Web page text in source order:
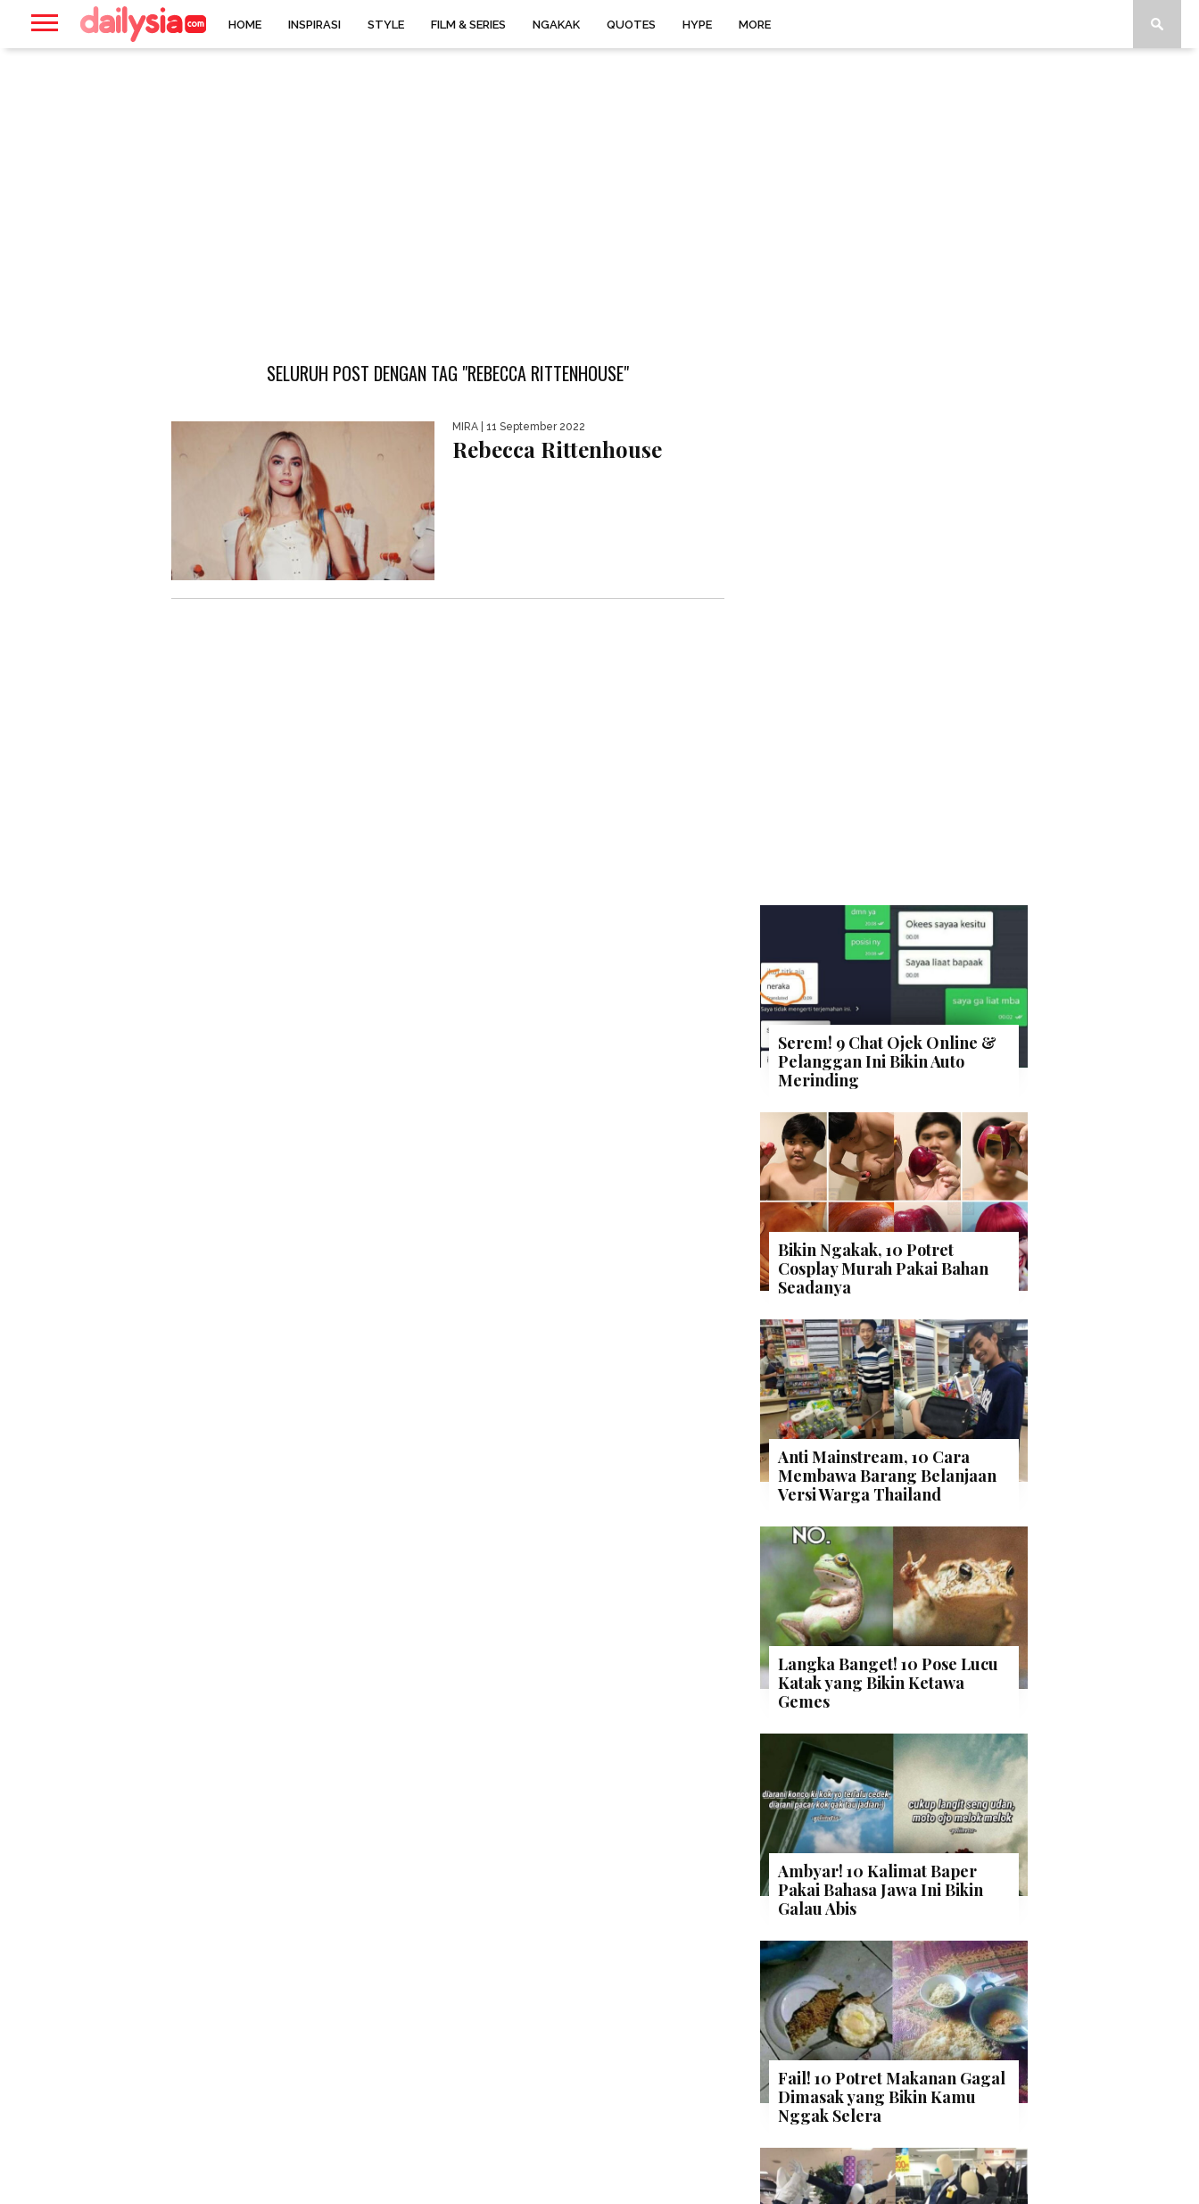
HOME INSPIRASI STYLE FILM & SERIES NGAKAK QUOTES HYPE MORE
SELURUH POST DENGAN TAG "REBECCA RITTENHOUSE"
MIRA | 11 September 2022
Rebecca Rittenhouse
Serem! 9 Chat Ojek Online &
Pelanggan Ini Bikin Auto
Merinding
Bikin Ngakak, 10 Potret
Cosplay Murah Pakai Bahan
Seadanya
Anti Mainstream, 10 Cara
Membawa Barang Belanjaan
Versi Warga Thailand
Langka Banget! 10 Pose Lucu
Katak yang Bikin Ketawa
Gemes
Ambyar! 10 Kalimat Baper
Pakai Bahasa Jawa Ini Bikin
Galau Abis
Fail! 10 Potret Makanan Gagal
Dimasak yang Bikin Kamu
Nggak Selera